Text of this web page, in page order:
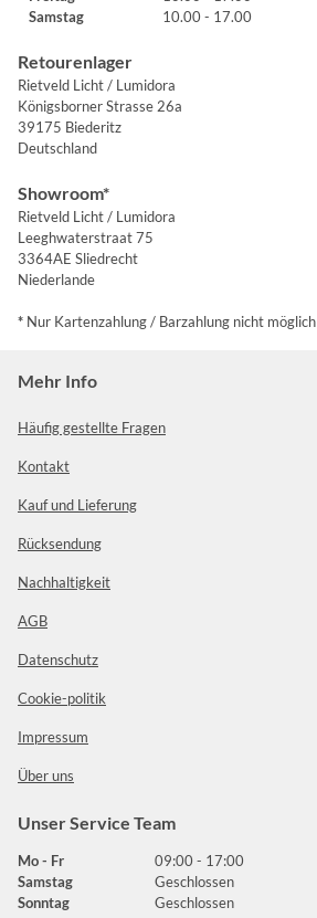
Samstag
10.00 - 17.00
Retourenlager
Rietveld Licht / Lumidora
Königsborner Strasse 26a
39175 Biederitz
Deutschland
Showroom*
Rietveld Licht / Lumidora
Leeghwaterstraat 75
3364AE Sliedrecht
Niederlande
* Nur Kartenzahlung / Barzahlung nicht möglich
Mehr Info
Häufig gestellte Fragen
Kontakt
Kauf und Lieferung
Rücksendung
Nachhaltigkeit
AGB
Datenschutz
Cookie-politik
Impressum
Über uns
Unser Service Team
Mo - Fr
09:00 - 17:00
Samstag
Geschlossen
Sonntag
Geschlossen